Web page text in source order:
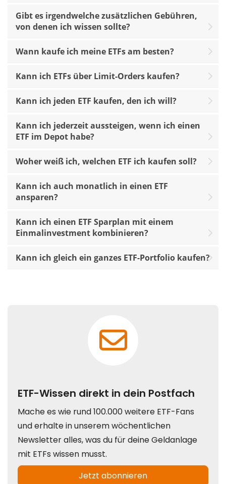
Gibt es irgendwelche zusätzlichen Gebühren,
von denen ich wissen sollte?
Wann kaufe ich meine ETFs am besten?
Kann ich ETFs über Limit-Orders kaufen?
Kann ich jeden ETF kaufen, den ich will?
Kann ich jederzeit aussteigen, wenn ich einen
ETF im Depot habe?
Woher weiß ich, welchen ETF ich kaufen soll?
Kann ich auch monatlich in einen ETF
ansparen?
Kann ich einen ETF Sparplan mit einem
Einmalinvestment kombinieren?
Kann ich gleich ein ganzes ETF-Portfolio kaufen?